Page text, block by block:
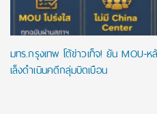
มทร.กรุงเทพ โต้ข่าวเท็จ! ยัน
เล็งดำเนินคดีกลุ่มบิดเบือน